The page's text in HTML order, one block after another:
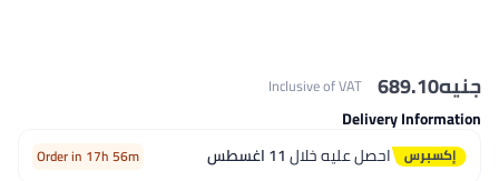
Inclusive of
خلال11 اغسطس Order in 17h 56m